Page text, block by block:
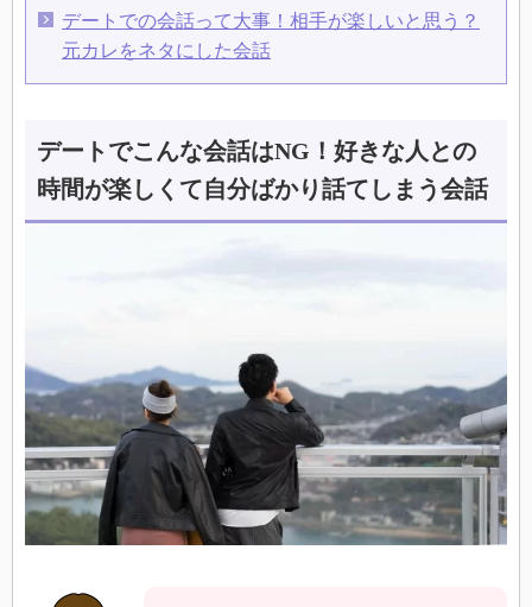
デートでの会話って大事！相手が楽しいと思う？
元カレをネタにした会話
デートでこんな会話はNG！好きな人との
時間が楽しくて自分ばかり話てしまう会話